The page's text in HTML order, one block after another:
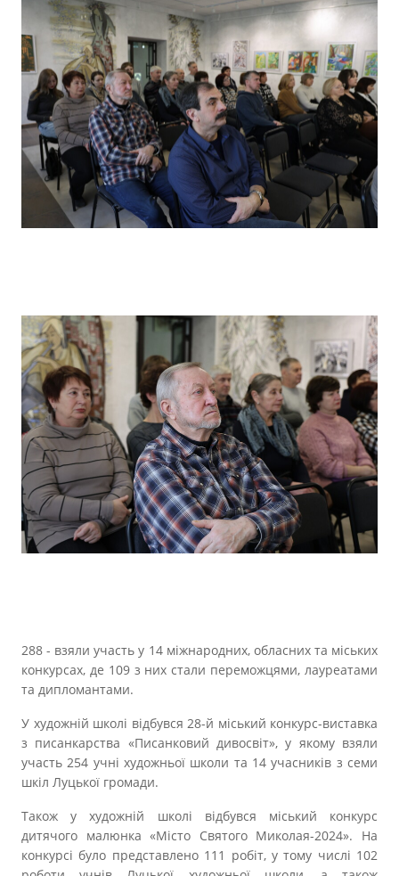
288 - взяли участь у 14 міжнародних, обласних та міських
конкурсах, де 109 з них стали переможцями, лауреатами
та дипломантами.
У художній школі відбувся 28-й міський конкурс-виставка
з писанкарства «Писанковий дивосвіт», у якому взяли
участь 254 учні художньої школи та 14 учасників з семи
шкіл Луцької громади.
Також у художній школі відбувся міський конкурс
дитячого малюнка «Місто Святого Миколая-2024». На
конкурсі було представлено 111 робіт, у тому числі 102